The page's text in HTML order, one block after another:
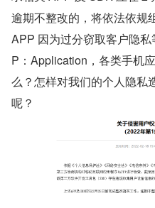
逾期不整改的，将依法依规
APP 因为过分窃取客户隐
P：Application，各类手机
么？怎样对我们的个人隐私
呢？